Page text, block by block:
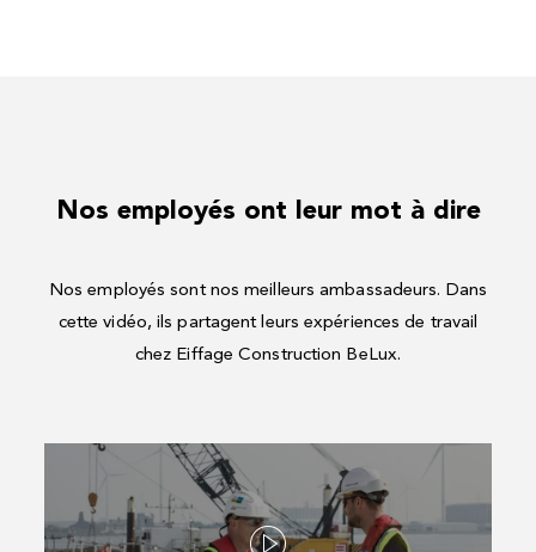
Nos employés ont leur mot à dire
Nos employés sont nos meilleurs ambassadeurs. Dans
cette vidéo, ils partagent leurs expériences de travail
chez Eiffage Construction BeLux.